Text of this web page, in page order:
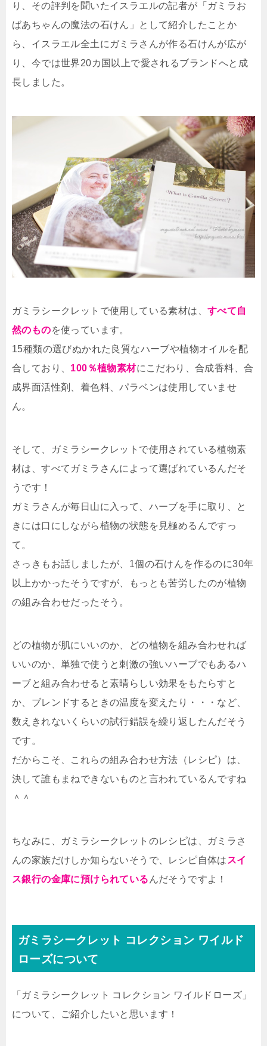
り、その評判を聞いたイスラエルの記者が「ガミラお
ばあちゃんの魔法の石けん」として紹介したことか
ら、イスラエル全土にガミラさんが作る石けんが広が
り、今では世界20カ国以上で愛されるブランドへと成
長しました。
ガミラシークレットで使用している素材は、 すべて自
然のものを使っています。
15種類の選びぬかれた良質なハーブや植物オイルを配
合しており、 100％植物素材にこだわり、合成香料、合
成界面活性剤、着色料、パラベンは使用していませ
ん。
そして、ガミラシークレットで使用されている植物素
材は、すべてガミラさんによって選ばれているんだそ
うです！
ガミラさんが毎日山に入って、ハーブを手に取り、と
きには口にしながら植物の状態を見極めるんですっ
て。
さっきもお話しましたが、1個の石けんを作るのに30年
以上かかったそうですが、もっとも苦労したのが植物
の組み合わせだったそう。
どの植物が肌にいいのか、どの植物を組み合わせれば
いいのか、単独で使うと刺激の強いハーブでもあるハ
ーブと組み合わせると素晴らしい効果をもたらすと
か、ブレンドするときの温度を変えたり・・・など、
数えきれないくらいの試行錯誤を繰り返したんだそう
です。
だからこそ、これらの組み合わせ方法（レシピ）は、
決して誰もまねできないものと言われているんですね
＾＾
ちなみに、ガミラシークレットのレシピは、ガミラさ
んの家族だけしか知らないそうで、レシピ自体は スイ
ス銀行の金庫に預けられている んだそうですよ！
ガミラシークレット コレクション ワイルド
ローズについて
「ガミラシークレット コレクション ワイルドローズ」
について、ご紹介したいと思います！